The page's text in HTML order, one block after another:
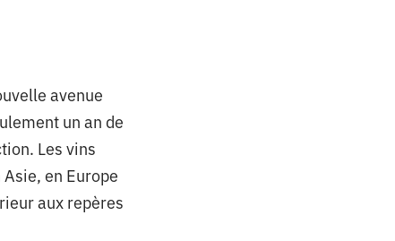
avenue
un an de
Les vins
en Europe
aux repères